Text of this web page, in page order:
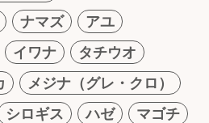
ナマズ
アユ
イワナ
タチウオ
メジナ（グレ・クロ）
シロギス ハゼ
マゴチ